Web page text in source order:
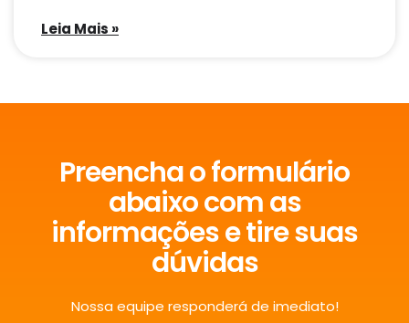
Leia Mais »
Preencha o formulário
abaixo com as
informações e tire suas
dúvidas
Nossa equipe responderá de imediato!